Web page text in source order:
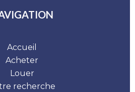
Accueil
Acheter
Louer
recherche